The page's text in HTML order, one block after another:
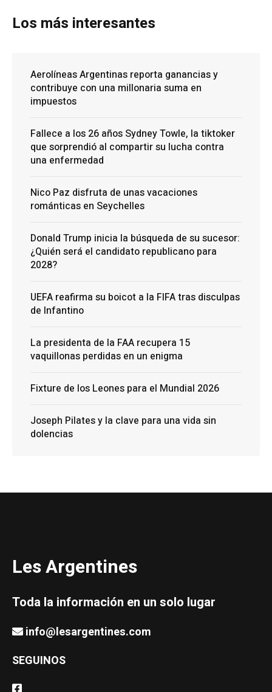
Los más interesantes
Aerolíneas Argentinas reporta ganancias y
contribuye con una millonaria suma en
impuestos
Fallece a los 26 años Sydney Towle, la tiktoker
que sorprendió al compartir su lucha contra
una enfermedad
Nico Paz disfruta de unas vacaciones
románticas en Seychelles
Donald Trump inicia la búsqueda de su sucesor:
¿Quién será el candidato republicano para
2028?
UEFA reafirma su boicot a la FIFA tras disculpas
de Infantino
La presidenta de la FAA recupera 15
vaquillonas perdidas en un enigma
Fixture de los Leones para el Mundial 2026
Joseph Pilates y la clave para una vida sin
dolencias
Les Argentines
Toda la información en un solo lugar
info@lesargentines.com
SEGUINOS